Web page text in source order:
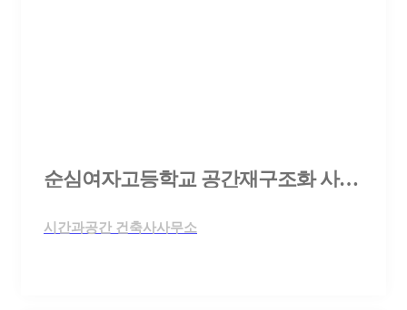
순심여자고등학교 공간재구조화 사업 건축설계 제안공모
시간과공간 건축사사무소